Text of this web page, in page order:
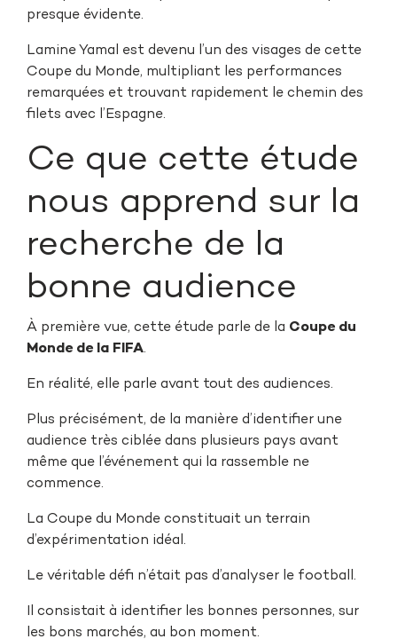
presque évidente.
Lamine Yamal est devenu l’un des visages de cette
Coupe du Monde, multipliant les performances
remarquées et trouvant rapidement le chemin des
filets avec l’Espagne.
Ce que cette étude
nous apprend sur la
recherche de la
bonne audience
À première vue, cette étude parle de la Coupe du
Monde de la FIFA.
En réalité, elle parle avant tout des audiences.
Plus précisément, de la manière d’identifier une
audience très ciblée dans plusieurs pays avant
même que l’événement qui la rassemble ne
commence.
La Coupe du Monde constituait un terrain
d’expérimentation idéal.
Le véritable défi n’était pas d’analyser le football.
Il consistait à identifier les bonnes personnes, sur
les bons marchés, au bon moment.